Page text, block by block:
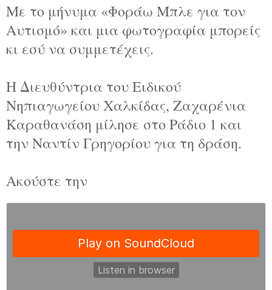
Με το μήνυμα «Φοράω Μπλε για τον
Αυτισμό» και μια φωτογραφία μπορείς
κι εσύ να συμμετέχεις.
Η Διευθύντρια του Ειδικού
Νηπιαγωγείου Χαλκίδας, Ζαχαρένια
Καραθανάση μίλησε στο Ράδιο 1 και
την Ναντίν Γρηγορίου για τη δράση.
Ακούστε την